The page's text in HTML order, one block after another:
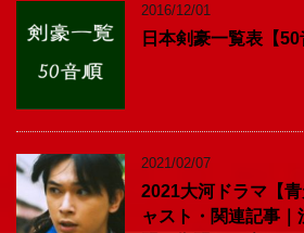
2016/12/01
日本剣豪一覧表【50
2021/02/07
2021大河ドラマ【
ャスト・関連記事